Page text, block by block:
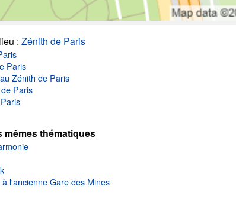
: Zénith de Paris
Paris
Zénith de Paris
Paris
mêmes thématiques
l'ancienne Gare des Mines